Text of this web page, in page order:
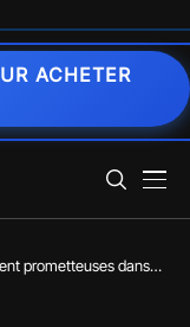
ACHETER
prometteuses dans